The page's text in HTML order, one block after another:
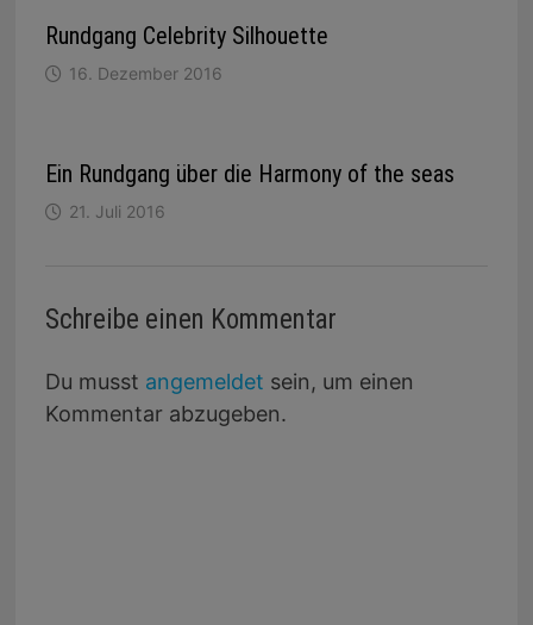
Rundgang Celebrity Silhouette
16. Dezember 2016
Ein Rundgang über die Harmony of the seas
21. Juli 2016
Schreibe einen Kommentar
Du musst angemeldet sein, um einen
Kommentar abzugeben.